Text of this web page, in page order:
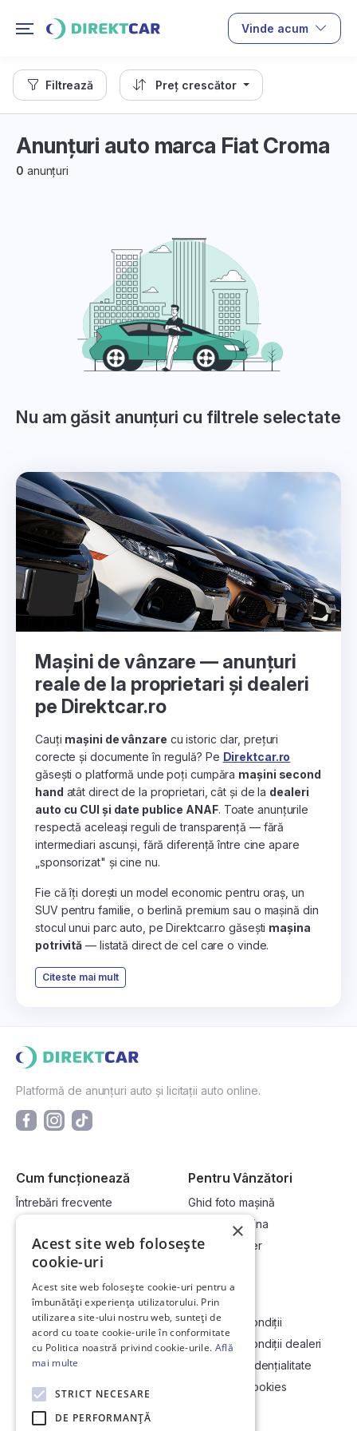
Vinde acum
Filtrează Preț crescător
Anunțuri auto marca Fiat Croma
0 anunțuri
Nu am găsit anunțuri cu filtrele selectate
Mașini de vânzare — anunțuri
reale de la proprietari și dealeri
pe Direktcar.ro
Cauți mașini de vânzare cu istoric clar, prețuri
corecte și documente în regulă? Pe Direktcar.ro
găsești o platformă unde poți cumpăra mașini second
hand atât direct de la proprietari, cât și de la dealeri
auto cu CUI și date publice ANAF. Toate anunțurile
respectă aceleași reguli de transparență — fără
intermediari ascunși, fără diferență între cine apare
„sponsorizat" și cine nu.
Fie că îți dorești un model economic pentru oraș, un
SUV pentru familie, o berlină premium sau o mașină din
stocul unui parc auto, pe Direktcar.ro găsești mașina
potrivită — listată direct de cel care o vinde.
Citeste mai mult
Platformă de anunțuri auto și licitații auto online.
Cum funcționează
Întrebări frecvente
Cum vând la licitație?
Pentru Vânzători
Ghid foto mașină
Vinde-ți mașina
Devino dealer
Link-uri utile
Informații utile vizionare
Contact
Soluționarea Online a litigiilor
ANCP
Compania
Termeni și condiții
Termeni și condiții dealeri
Politică confidențialitate
Politica de cookies
×
Acest site web folosește
cookie-uri
Acest site web folosește cookie-uri pentru a
îmbunătăți experiența utilizatorului. Prin
utilizarea site-ului nostru web, sunteți de
acord cu toate cookie-urile în conformitate
cu Politica noastră privind cookie-urile. Află
mai multe
STRICT NECESARE
DE PERFORMANȚĂ